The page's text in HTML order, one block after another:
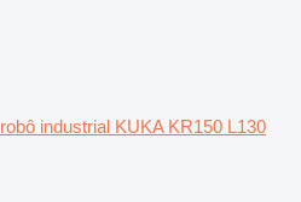
robô industrial KUKA KR150 L130